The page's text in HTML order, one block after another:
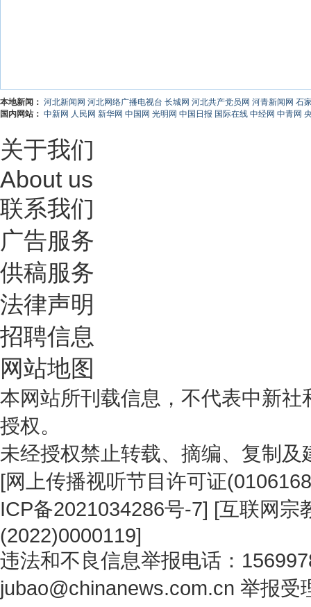
本地新闻： 河北新闻网 河北网络广播电视台 长城网 河北共产党员网 河青新闻网 石
国内网站： 中新网 人民网 新华网 中国网 光明网 中国日报 国际在线 中经网 中青网
关于我们
About us
联系我们
广告服务
供稿服务
法律声明
招聘信息
网站地图
本网站所刊载信息，不代表中新
授权。
未经授权禁止转载、摘编、复制
[网上传播视听节目许可证
ICP备2021034286号-7] [互联网宗
(2022)0000119]
违法和不良信息举报电话：
jubao@chinanews.com.cn 举报受